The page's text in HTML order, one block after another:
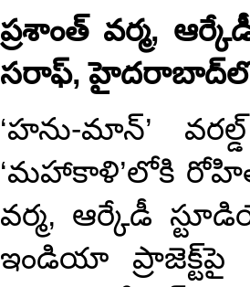
ప్రశాంత్ వర్మ,
సరాఫ్, హైదరాబాద్‌లో
‘హను-మాన్’
‘మహాకాళి’లోకి రోహిత్
వర్మ, ఆర్కేడీ
ఇండియా ప్రాజెక్ట్‌పై